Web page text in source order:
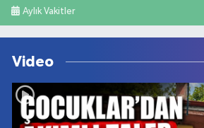
Aylık Vakitler
Video